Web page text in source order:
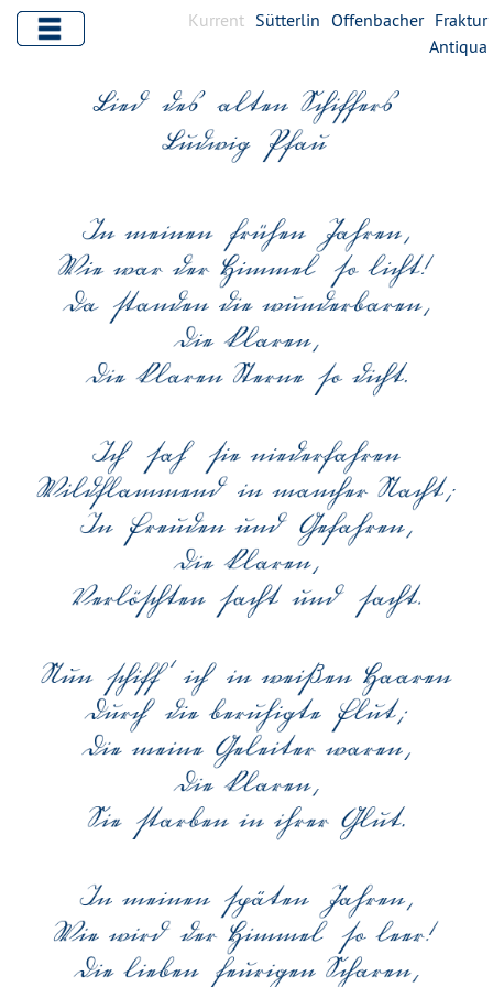
Kurrent Sütterlin Offenbacher Fraktur
Antiqua